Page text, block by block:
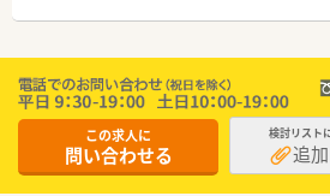
この求人に
問い合わせる
検討リスト
追加